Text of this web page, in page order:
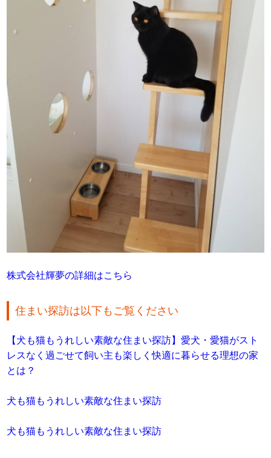
株式会社輝夢の詳細はこちら
住まい探訪は以下もご覧ください
【犬も猫もうれしい素敵な住まい探訪】愛犬・愛猫がスト
レスなく過ごせて飼い主も楽しく快適に暮らせる理想の家
とは？
犬も猫もうれしい素敵な住まい探訪
犬も猫もうれしい素敵な住まい探訪